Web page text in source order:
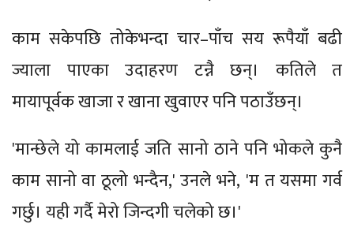
काम सकेपछि तोकेभन्दा चार–पाँच सय रूपैयाँ बढी
ज्याला पाएका उदाहरण टन्नै छन्। कतिले त
मायापूर्वक खाजा र खाना खुवाएर पनि पठाउँछन्।
'मान्छेले यो कामलाई जति सानो ठाने पनि भोकले कुनै
काम सानो वा ठूलो भन्दैन,' उनले भने, 'म त यसमा गर्व
गर्छु। यही गर्दै मेरो जिन्दगी चलेको छ।'